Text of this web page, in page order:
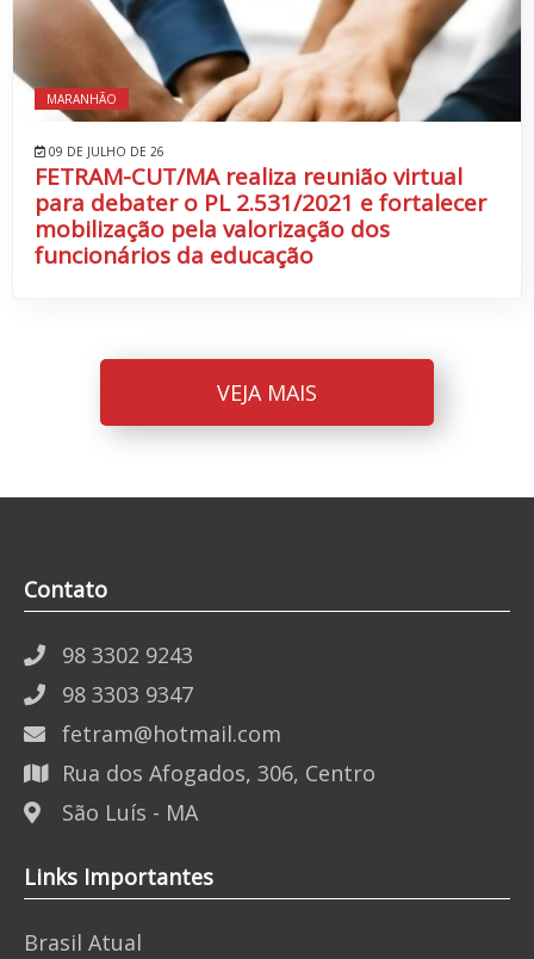
MARANHÃO
09 DE JULHO DE 26
FETRAM-CUT/MA realiza reunião virtual
para debater o PL 2.531/2021 e fortalecer
mobilização pela valorização dos
funcionários da educação
VEJA MAIS
Contato
98 3302 9243
98 3303 9347
fetram@hotmail.com
Rua dos Afogados, 306, Centro
São Luís - MA
Links Importantes
Brasil Atual